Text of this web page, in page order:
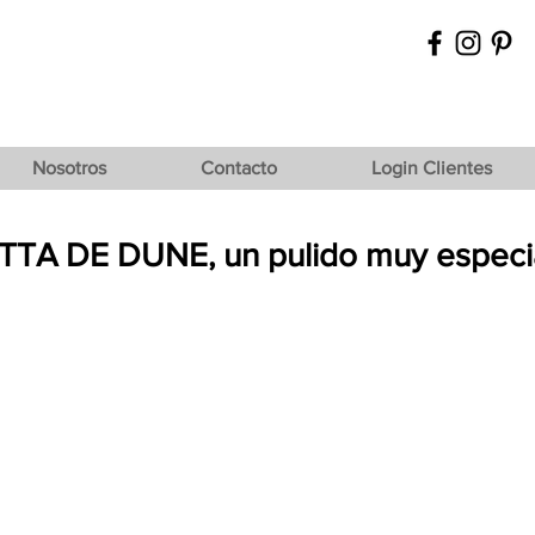
DE DUNE, un pulido muy
Nosotros Contacto Login Clientes